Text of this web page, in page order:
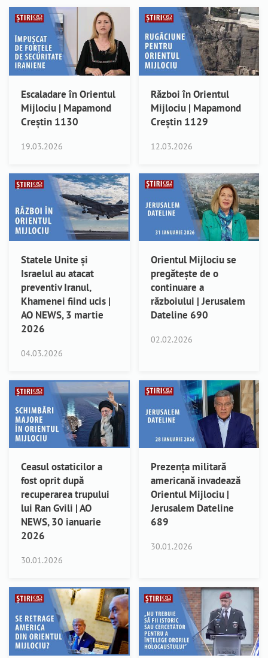
Escaladare în Orientul
Mijlociu | Mapamond
Creștin 1130
19.03.2026
Război în Orientul
Mijlociu | Mapamond
Creștin 1129
12.03.2026
Statele Unite și
Israelul au atacat
preventiv Iranul,
Khamenei fiind ucis |
AO NEWS, 3 martie
2026
04.03.2026
Orientul Mijlociu se
pregătește de o
continuare a
războiului | Jerusalem
Dateline 690
02.02.2026
Ceasul ostaticilor a
fost oprit după
recuperarea trupului
lui Ran Gvili | AO
NEWS, 30 ianuarie
2026
30.01.2026
Prezența militară
americană invadează
Orientul Mijlociu |
Jerusalem Dateline
689
30.01.2026